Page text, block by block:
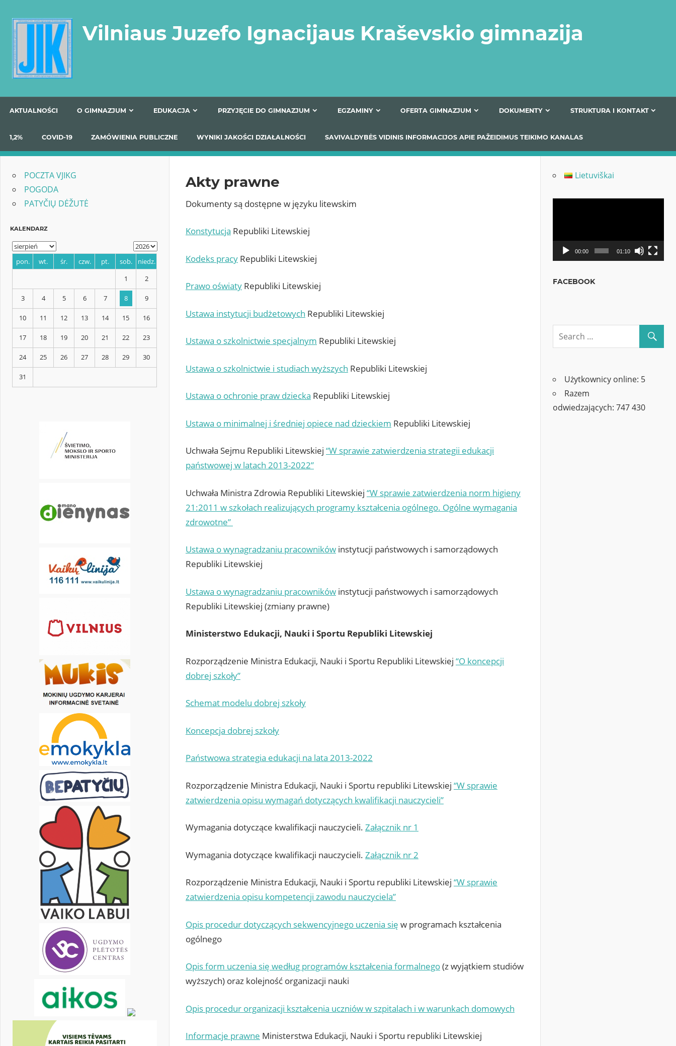
content
Vilniaus Juzefo Ignacijaus Kraševskio gimnazija
1,2% COVID-19 ZAMÓWIENIA PUBLICZNE WYNIKI JAKOŚCI DZIAŁALNOŚCI SAVIVALDYBĖS VIDINIS INFORMACIJOS APIE PAŽEIDIMUS TEIKIMO KANALAS
Akty prawne
Dokumenty są dostępne w języku litewskim
Konstytucja Republiki Litewskiej
Kodeks pracy Republiki Litewskiej
Prawo oświaty Republiki Litewskiej
Ustawa instytucji budżetowych Republiki Litewskiej
Ustawa o szkolnictwie specjalnym Republiki Litewskiej
Ustawa o szkolnictwie i studiach wyższych Republiki Litewskiej
Ustawa o ochronie praw dziecka Republiki Litewskiej
Ustawa o minimalnej i średniej opiece nad dzieckiem Republiki Litewskiej
Uchwała Sejmu Republiki Litewskiej “W sprawie zatwierdzenia strategii edukacji
państwowej w latach 2013-2022”
Uchwała Ministra Zdrowia Republiki Litewskiej “W sprawie zatwierdzenia norm higieny
21:2011 w szkołach realizujących programy kształcenia ogólnego. Ogólne wymagania
zdrowotne”
Ustawa o wynagradzaniu pracowników instytucji państwowych i samorządowych
Republiki Litewskiej
Ustawa o wynagradzaniu pracowników instytucji państwowych i samorządowych
Republiki Litewskiej (zmiany prawne)
Ministerstwo Edukacji, Nauki i Sportu Republiki Litewskiej
Rozporządzenie Ministra Edukacji, Nauki i Sportu Republiki Litewskiej “O koncepcji
dobrej szkoły”
Schemat modelu dobrej szkoły
Koncepcja dobrej szkoły
Państwowa strategia edukacji na lata 2013-2022
Rozporządzenie Ministra Edukacji, Nauki i Sportu republiki Litewskiej “W sprawie
zatwierdzenia opisu wymagań dotyczących kwalifikacji nauczycieli”
Wymagania dotyczące kwalifikacji nauczycieli. Załącznik nr 1
Wymagania dotyczące kwalifikacji nauczycieli. Załącznik nr 2
Rozporządzenie Ministra Edukacji, Nauki i Sportu republiki Litewskiej “W sprawie
zatwierdzenia opisu kompetencji zawodu nauczyciela”
Opis procedur dotyczących sekwencyjnego uczenia się w programach kształcenia
ogólnego
Opis form uczenia się według programów kształcenia formalnego(z wyjątkiem studiów
wyższych) oraz kolejność organizacji nauki
Opis procedur organizacji kształcenia uczniów w szpitalach i w warunkach domowych
Informacje prawne Ministerstwa Edukacji, Nauki i Sportu republiki Litewskiej
POCZTA VJIKG
POGODA
PATYČIŲ DĖŽUTĖ
pon. wt. śr. czw. pt. sob.
1
16
23
25 26 27 30
Lietuviškai
00:00 01:10
FACEBOOK
Użytkownicy online: 5
Razem
odwiedzających:747 430